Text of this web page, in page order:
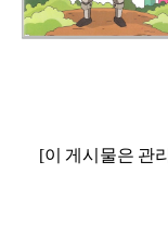
[이 게시물은 관